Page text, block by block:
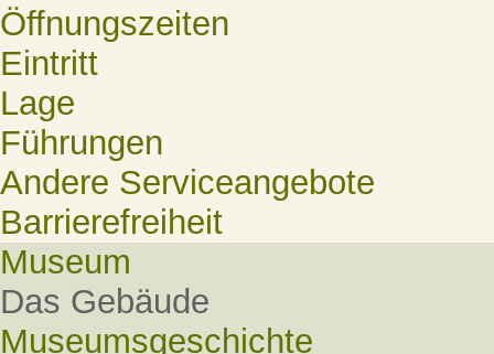
Öffnungszeiten
Eintritt
Lage
Führungen
Andere Serviceangebote
Barrierefreiheit
Museum
Das Gebäude
Museumsgeschichte